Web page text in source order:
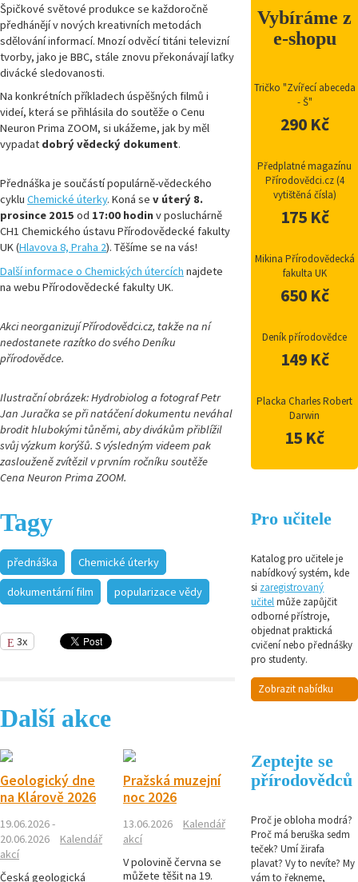
Špičkové světové produkce se každoročně
předhánějí v nových kreativních metodách
sdělování informací. Mnozí odvěcí titáni televizní
tvorby, jako je BBC, stále znovu překonávají laťky
divácké sledovanosti.
Na konkrétních příkladech úspěšných filmů i
videí, která se přihlásila do soutěže o Cenu
Neuron Prima ZOOM, si ukážeme, jak by měl
vypadat dobrý vědecký dokument.
Přednáška je součástí populárně-vědeckého
cyklu Chemické úterky. Koná se v úterý 8.
prosince 2015 od 17:00 hodinv posluchárně
CH1 Chemického ústavu Přírodovědecké fakulty
UK (Hlavova 8, Praha 2). Těšíme se na vás!
Další informace o Chemických útercích najdete
na webu Přírodovědecké fakulty UK.
Akci neorganizují Přírodovědci.cz, takže na ní
nedostanete razítko do svého Deníku
přírodovědce.
Ilustrační obrázek: Hydrobiolog a fotograf Petr
Jan Juračka se při natáčení dokumentu neváhal
brodit hlubokými tůněmi, aby divákům přiblížil
svůj výzkum korýšů. S výsledným videem pak
zaslouženě zvítězil v prvním ročníku soutěže
Cena Neuron Prima ZOOM.
Tagy
přednáška Chemické úterky
dokumentární film popularizace vědy
3x
Další akce
Geologický dne
na Klárově 2026
19.06.2026 -
20.06.2026
Kalendář
akcí
Česká geologická
Pražská muzejní
noc 2026
13.06.2026
Kalendář
akcí
V polovině června se
můžete těšit na 19.
Vybíráme z
e-shopu
Tričko "Zvířecí abeceda
- Š"
290 Kč
Předplatné magazínu
Přírodovědci.cz (4
vytištěná čísla)
175 Kč
Mikina Přírodovědecká
fakulta UK
650 Kč
Deník přírodovědce
149 Kč
Placka Charles Robert
Darwin
15 Kč
Pro učitele
Katalog pro učitele je
nabídkový systém, kde
si zaregistrovaný
učitelmůže zapůjčit
odborné přístroje,
objednat praktická
cvičení nebo přednášky
pro studenty.
Zobrazit nabídku
Zeptejte se
přírodovědců
Proč je obloha modrá?
Proč má beruška sedm
teček? Umí žirafa
plavat? Vy to nevíte? My
vám to řekneme,